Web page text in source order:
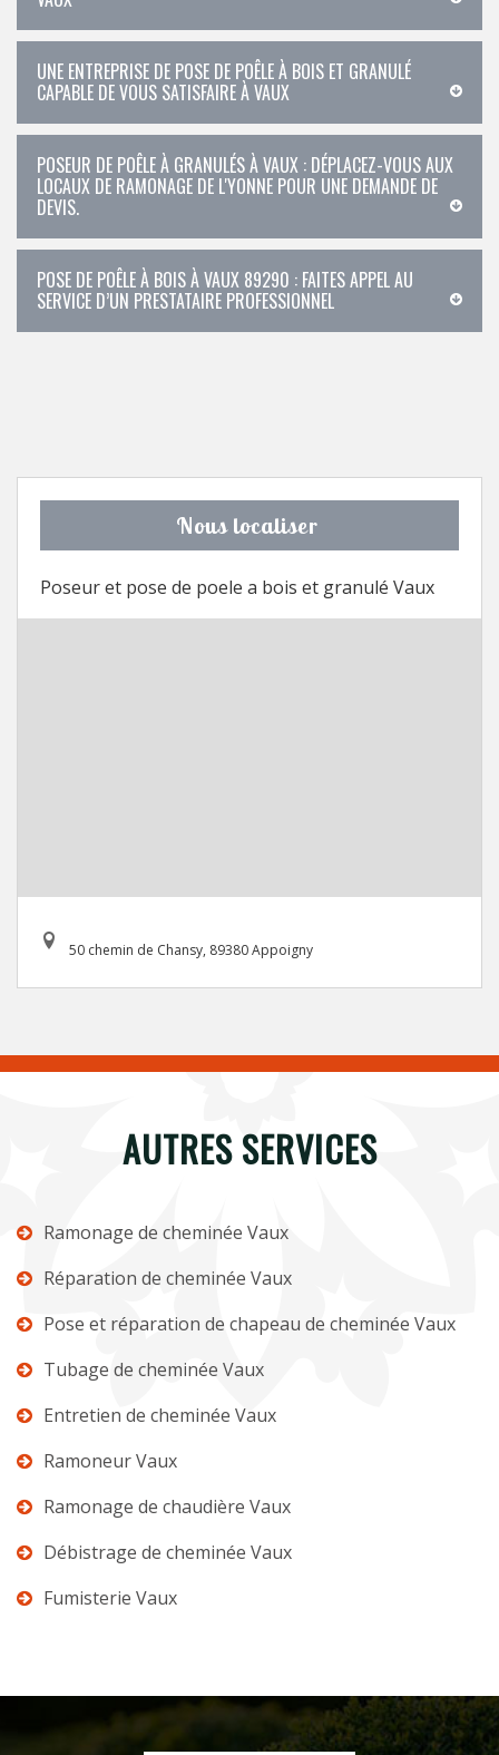
UNE ENTREPRISE DE POSE DE POÊLE À BOIS ET GRANULÉ
CAPABLE DE VOUS SATISFAIRE À VAUX
POSEUR DE POÊLE À GRANULÉS À VAUX : DÉPLACEZ-VOUS AUX
LOCAUX DE RAMONAGE DE L'YONNE POUR UNE DEMANDE DE
DEVIS.
POSE DE POÊLE À BOIS À VAUX 89290 : FAITES APPEL AU
SERVICE D’UN PRESTATAIRE PROFESSIONNEL
Nous localiser
Poseur et pose de poele a bois et granulé Vaux
50 chemin de Chansy, 89380 Appoigny
AUTRES SERVICES
Ramonage de cheminée Vaux
Réparation de cheminée Vaux
Pose et réparation de chapeau de cheminée Vaux
Tubage de cheminée Vaux
Entretien de cheminée Vaux
Ramoneur Vaux
Ramonage de chaudière Vaux
Débistrage de cheminée Vaux
Fumisterie Vaux